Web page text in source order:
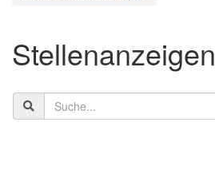
Stellenanzeigen
Suchbegriff